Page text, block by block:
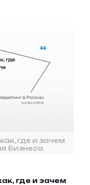
где и зачем
бизнеса
где и зачем